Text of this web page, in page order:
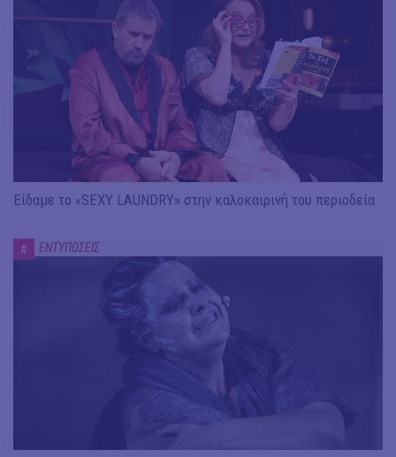
Είδαμε το «SEXY LAUNDRY» στην καλοκαιρινή του περιοδεία
# ΕΝΤΥΠΩΣΕΙΣ